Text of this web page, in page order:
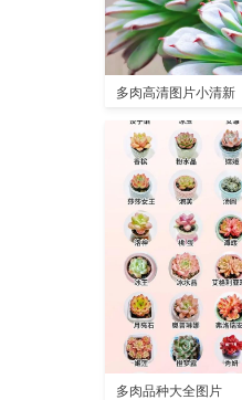
多肉高清图片小清新
多肉品种大全图片